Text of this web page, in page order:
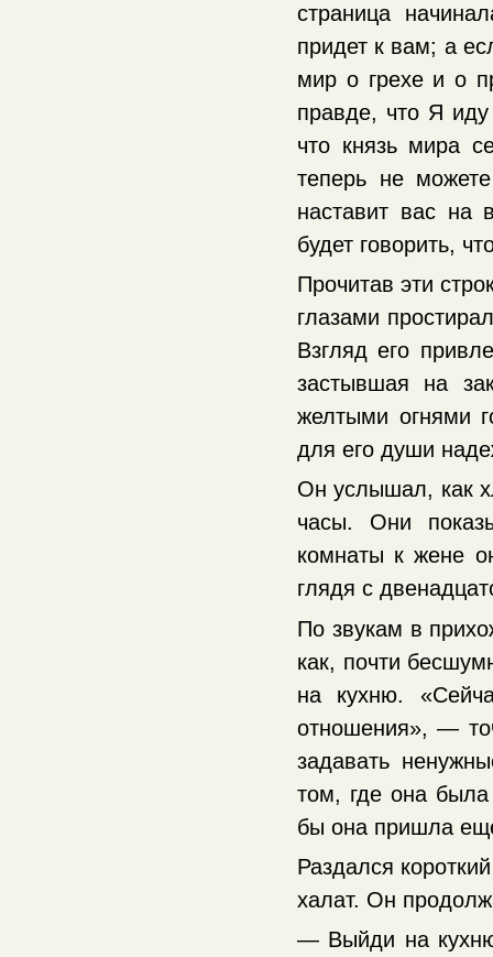
страница
придет к вам; а
мир о грехе и о
правде, что Я
что князь мира
теперь не
наставит вас на
будет говорить,
Прочитав эти
глазами
Взгляд его
застывшая на
желтыми огнями
для его души
Он услышал, как
часы. Они
комнаты к жене
глядя с
По звукам в
как, почти
на кухню.
отношения», —
задавать
том, где она
бы она пришла
Раздался
халат. Он
— Выйди на